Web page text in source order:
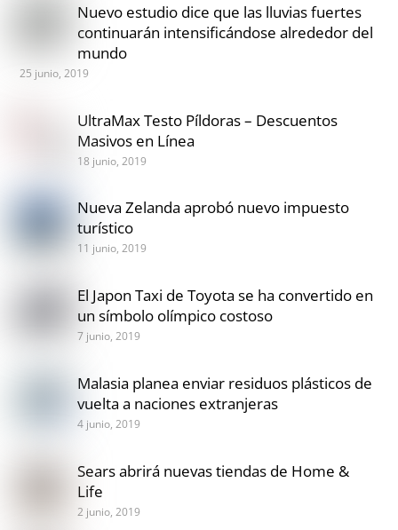
Nuevo estudio dice que las lluvias fuertes
continuarán intensificándose alrededor del
mundo
25 junio, 2019
UltraMax Testo Píldoras – Descuentos
Masivos en Línea
18 junio, 2019
Nueva Zelanda aprobó nuevo impuesto
turístico
11 junio, 2019
El Japon Taxi de Toyota se ha convertido en
un símbolo olímpico costoso
7 junio, 2019
Malasia planea enviar residuos plásticos de
vuelta a naciones extranjeras
4 junio, 2019
Sears abrirá nuevas tiendas de Home &
Life
2 junio, 2019